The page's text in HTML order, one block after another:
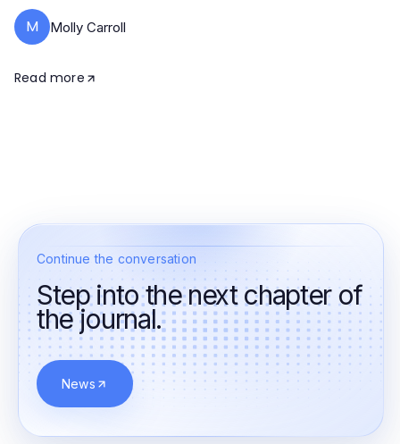
M Molly Carroll
Read more
Continue the conversation
Step into the next chapter of
the journal.
News